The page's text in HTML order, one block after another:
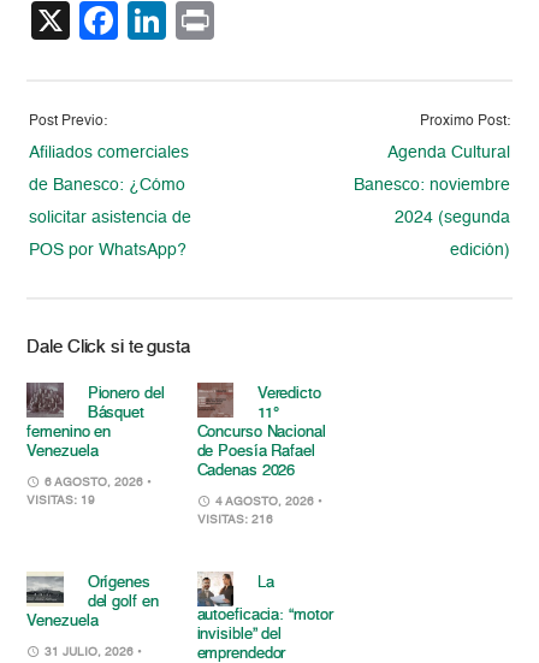
X Facebook
LinkedIn
Post Previo:
Afiliados comerciales
de Banesco: ¿Cómo
solicitar asistencia de
POS por WhatsApp?
Proximo Post:
Agenda Cultural
Banesco: noviembre
2024 (segunda
edición)
Dale Click si te gusta
Pionero del
Básquet
femenino en
Venezuela
6 AGOSTO, 2026 •
VISITAS: 19
Veredicto
11°
Concurso Nacional
de Poesía Rafael
Cadenas 2026
4 AGOSTO, 2026 •
VISITAS: 216
Orígenes
del golf en
Venezuela
31 JULIO, 2026 •
La
autoeficacia: “motor
invisible” del
emprendedor